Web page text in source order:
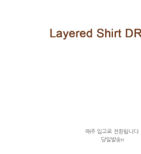
매주 입고로 전환됩니다
당일발송!!